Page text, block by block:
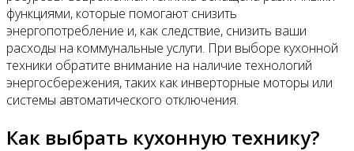
функциями, которые помогают снизить
энергопотребление и, как следствие, снизить ваши
расходы на коммунальные услуги. При выборе кухонной
техники обратите внимание на наличие технологий
энергосбережения, таких как инверторные моторы или
системы автоматического отключения.
Как выбрать кухонную технику?